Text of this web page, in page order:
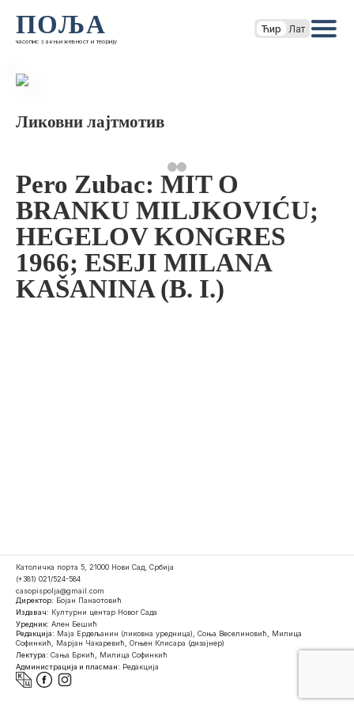
ПОЉА
часопис за књижевност и теорију
Ћир Лат
Ликовни лајтмотив
Pero Zubac: MIT O
BRANKU MILJKOVIĆU;
HEGELOV KONGRES
1966; ESEJI MILANA
KAŠANINA (B. I.)
Католичка порта 5, 21000 Нови Сад, Србија
(+381) 021/524-584
casopispolja@gmail.com
Директор: Бојан Панаотовић
Издавач: Културни центар Новог Сада
Уредник: Ален Бешић
Редакција: Маја Ердељанин (ликовна уредница), Соња Веселиновић, Милица
Софинкић, Марјан Чакаревић, Огњен Клисара (дизајнер)
Лектура: Сања Бркић, Милица Софинкић
Администрација и пласман: Редакција